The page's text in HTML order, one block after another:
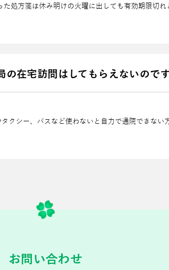
た処⽅箋は休み明けの⽕曜に出しても有効期限
在宅訪問はしてもらえないので
クシー、バスなど使わないと⾃⼒で通院できない
お問い合わせ